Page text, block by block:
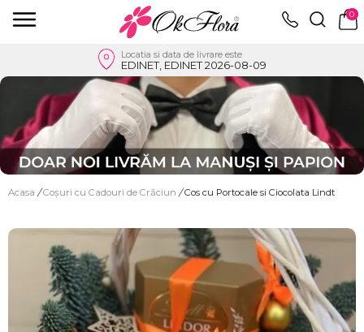
0
Locatia si data de livrare este
EDINET, EDINET 2026-08-09
Acasa / Coșuri cu Cadouri de Crăciun / Cos cu Portocale si Ciocolata Lindt